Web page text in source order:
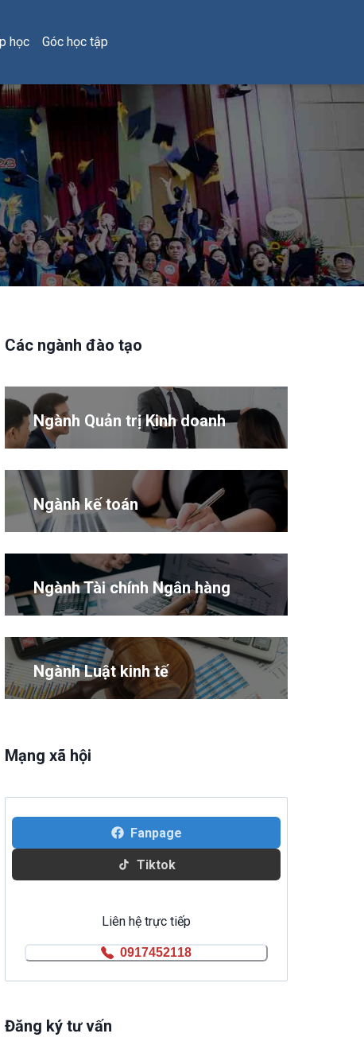
học Góc học tập
Các ngành đào tạo
Ngành Quản trị Kinh doanh
Ngành kế toán
Ngành Tài chính Ngân hàng
Ngành Luật kinh tế
Mạng xã hội
Fanpage
Tiktok
Liên hệ trực tiếp
0917452118
Đăng ký tư vấn